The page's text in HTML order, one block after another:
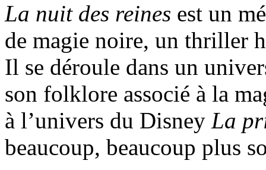
La nuit des reines est un
de magie noire, un thriller
Il se déroule dans un
son folklore associé à la
à l’univers du Disney La
beaucoup, beaucoup plus